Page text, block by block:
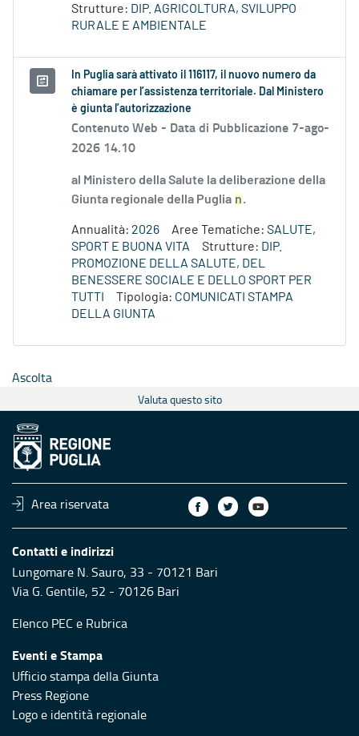
Strutture: DIP. AGRICOLTURA, SVILUPPO
RURALE E AMBIENTALE
In Puglia sarà attivato il 116117, il nuovo numero da
chiamare per l’assistenza territoriale. Dal Ministero
è giunta l’autorizzazione
Contenuto Web - Data di Pubblicazione 7-ago-
2026 14.10
al Ministero della Salute la deliberazione della
Giunta regionale della Puglia n.
Annualità: 2026 Aree Tematiche: SALUTE,
SPORT E BUONA VITA
Strutture: DIP.
PROMOZIONE DELLA SALUTE, DEL
BENESSERE SOCIALE E DELLO SPORT PER
TUTTI
Tipologia: COMUNICATI STAMPA
DELLA GIUNTA
Ascolta
Valuta questo sito
Area riservata
Contatti e indirizzi
Lungomare N. Sauro, 33 - 70121 Bari
Via G. Gentile, 52 - 70126 Bari
Elenco PEC e Rubrica
Eventi e Stampa
Ufficio stampa della Giunta
Press Regione
Logo e identità regionale